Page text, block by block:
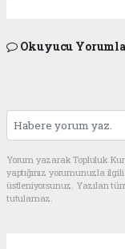
Okuyucu
Yorum yazarak Topluluk
yaptığınız yorumunuzla
üstleniyorsunuz. Yazılan
tutulamaz.